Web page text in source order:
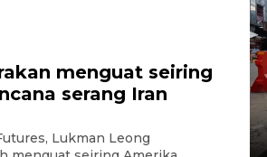
menguat seiring
serang Iran
Lukman Leong
SPT Tahunan di
15:34